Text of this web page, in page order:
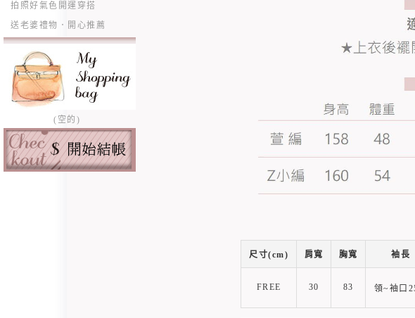
拍照好氣色開運穿搭
送老婆禮物．開心推薦
(空的)
尺寸(cm) 肩寬 胸寬 袖長
FREE 30 83 領~袖口